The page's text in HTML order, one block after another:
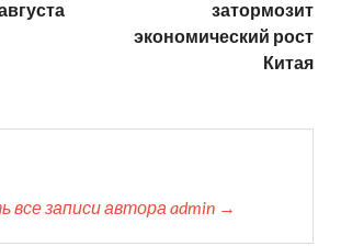
затормозит
экономический рост
Китая
записи автора admin →